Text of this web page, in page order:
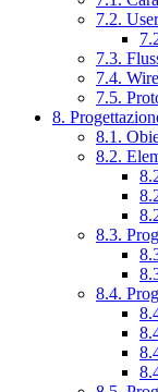
7.2.
7.3.
7.4.
7.5.
8.
8.1.
8.2.
8.3.
8.4.